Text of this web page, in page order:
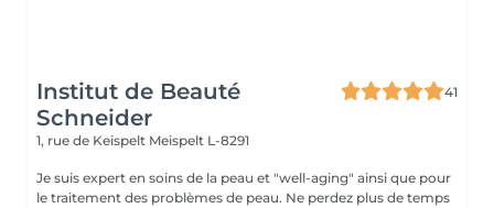
Institut de Beauté
Schneider
41
1, rue de Keispelt Meispelt L-8291
Je suis expert en soins de la peau et "well-aging" ainsi que pour
le traitement des problèmes de peau. Ne perdez plus de temps